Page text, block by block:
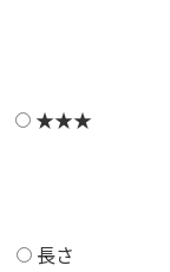
★★★
長さ